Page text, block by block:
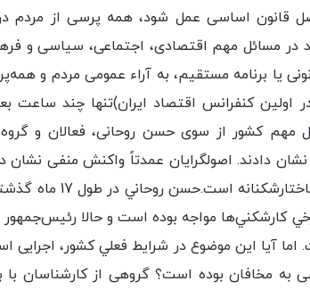
قانون اساسی عمل شود، همه پرسی از مردم
مسائل مهم اقتصادی، اجتماعی، سیاسی و
یا برنامه مستقیم، به آراء عمومی مردم و
کنفرانس اقتصاد ایران)تنها چند ساعت
مهم کشور از سوی حسن روحانی، فعالان و
دادند. اصولگرایان عمدتاً واکنش منفی نشان
برخي گفتند موضوع همه‌پرسی به نوعی يك حركت ساختارشکنانه
كارشكني‌ها مواجه بوده است و حالا رئیس‌جمهور
آیا این موضوع در شرایط فعلي كشور، اجرایی
مخافان بوده است؟ گروهی از کار‌شناسان با